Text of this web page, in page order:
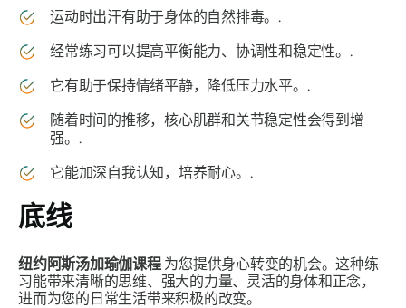
运动时出汗有助于身体的自然排毒。.
经常练习可以提高平衡能力、协调性和稳定性。.
它有助于保持情绪平静，降低压力水平。.
随着时间的推移，核心肌群和关节稳定性会得到增
强。.
它能加深自我认知，培养耐心。.
底线
纽约阿斯汤加瑜伽课程为您提供身心转变的机会。这种练
习能带来清晰的思维、强大的力量、灵活的身体和正念，
进而为您的日常生活带来积极的改变。